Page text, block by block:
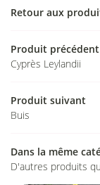
Denis en Val
sélection
Avis
Contact
Retour aux
Produit précédent
Cyprès Leylandii
Produit suivant
Buis
Dans la même
D'autres produits